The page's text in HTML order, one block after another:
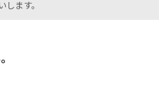
ます。